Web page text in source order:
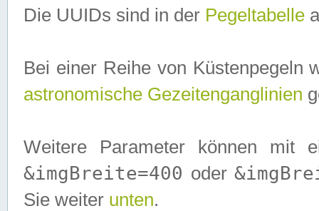
Die UUIDs sind in der Pegeltabelle
Bei einer Reihe von Küstenpegeln
astronomische Gezeitenganglinien
Weitere Parameter können mit
&imgBreite=400 oder
Sie weiter unten.